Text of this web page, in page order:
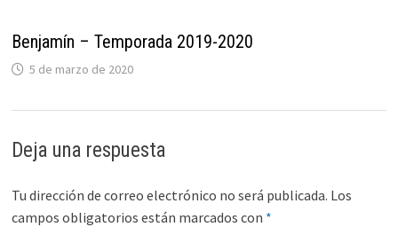
Benjamín – Temporada 2019-2020
5 de marzo de 2020
Deja una respuesta
Tu dirección de correo electrónico no será publicada. Los
campos obligatorios están marcados con *